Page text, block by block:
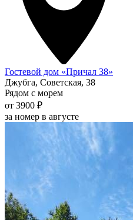
Гостевой дом «Причал 38»
Джубга, Советская, 38
Рядом с морем
от 3900 ₽
за номер в августе